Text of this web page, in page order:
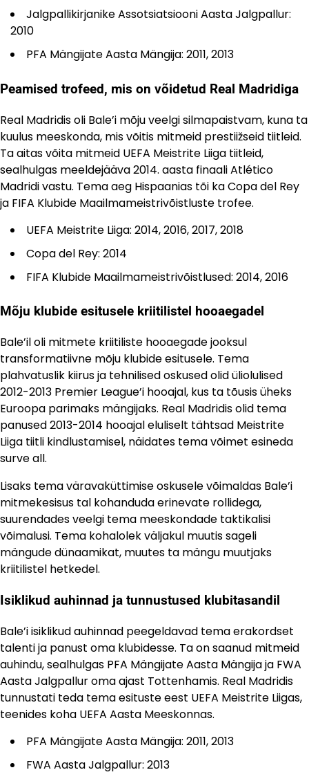
Jalgpallikirjanike Assotsiatsiooni Aasta Jalgpallur:
2010
PFA Mängijate Aasta Mängija: 2011, 2013
Peamised trofeed, mis on võidetud Real Madridiga
Real Madridis oli Bale’i mõju veelgi silmapaistvam, kuna ta
kuulus meeskonda, mis võitis mitmeid prestiižseid tiitleid.
Ta aitas võita mitmeid UEFA Meistrite Liiga tiitleid,
sealhulgas meeldejääva 2014. aasta finaali Atlético
Madridi vastu. Tema aeg Hispaanias tõi ka Copa del Rey
ja FIFA Klubide Maailmameistrivõistluste trofee.
UEFA Meistrite Liiga: 2014, 2016, 2017, 2018
Copa del Rey: 2014
FIFA Klubide Maailmameistrivõistlused: 2014, 2016
Mõju klubide esitusele kriitilistel hooaegadel
Bale’il oli mitmete kriitiliste hooaegade jooksul
transformatiivne mõju klubide esitusele. Tema
plahvatuslik kiirus ja tehnilised oskused olid üliolulised
2012-2013 Premier League’i hooajal, kus ta tõusis üheks
Euroopa parimaks mängijaks. Real Madridis olid tema
panused 2013-2014 hooajal eluliselt tähtsad Meistrite
Liiga tiitli kindlustamisel, näidates tema võimet esineda
surve all.
Lisaks tema väravaküttimise oskusele võimaldas Bale’i
mitmekesisus tal kohanduda erinevate rollidega,
suurendades veelgi tema meeskondade taktikalisi
võimalusi. Tema kohalolek väljakul muutis sageli
mängude dünaamikat, muutes ta mängu muutjaks
kriitilistel hetkedel.
Isiklikud auhinnad ja tunnustused klubitasandil
Bale’i isiklikud auhinnad peegeldavad tema erakordset
talenti ja panust oma klubidesse. Ta on saanud mitmeid
auhindu, sealhulgas PFA Mängijate Aasta Mängija ja FWA
Aasta Jalgpallur oma ajast Tottenhamis. Real Madridis
tunnustati teda tema esituste eest UEFA Meistrite Liigas,
teenides koha UEFA Aasta Meeskonnas.
PFA Mängijate Aasta Mängija: 2011, 2013
FWA Aasta Jalgpallur: 2013